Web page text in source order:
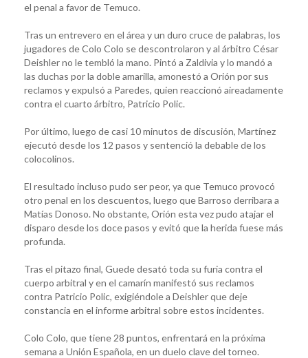
el penal a favor de Temuco.
Tras un entrevero en el área y un duro cruce de palabras, los
jugadores de Colo Colo se descontrolaron y al árbitro César
Deishler no le tembló la mano. Pintó a Zaldivia y lo mandó a
las duchas por la doble amarilla, amonestó a Orión por sus
reclamos y expulsó a Paredes, quien reaccionó aireadamente
contra el cuarto árbitro, Patricio Polic.
Por último, luego de casi 10 minutos de discusión, Martínez
ejecutó desde los 12 pasos y sentenció la debable de los
colocolinos.
El resultado incluso pudo ser peor, ya que Temuco provocó
otro penal en los descuentos, luego que Barroso derribara a
Matías Donoso. No obstante, Orión esta vez pudo atajar el
disparo desde los doce pasos y evitó que la herida fuese más
profunda.
Tras el pitazo final, Guede desató toda su furia contra el
cuerpo arbitral y en el camarín manifestó sus reclamos
contra Patricio Polic, exigiéndole a Deishler que deje
constancia en el informe arbitral sobre estos incidentes.
Colo Colo, que tiene 28 puntos, enfrentará en la próxima
semana a Unión Española, en un duelo clave del torneo.